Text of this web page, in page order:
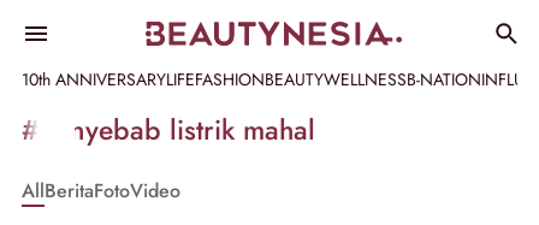
10th ANNIVERSARYLIFEFASHIONBEAUTYWELLNESSB-NATION
Informasi
[GET_DATA_TITLE]
#penyebab listrik mahal
AllBeritaFotoVideo